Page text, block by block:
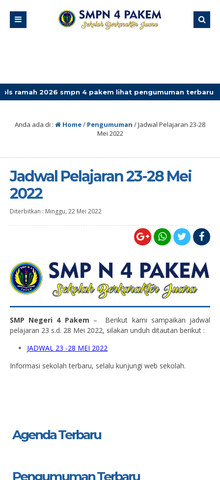
smpn 4 pakem lihat pengumuman terbaru
Anda ada di : Home/ Pengumuman /Jadwal Pelajaran 23-28
Mei 2022
Jadwal Pelajaran 23-28 Mei
2022
Diterbitkan : Minggu, 22 Mei 2022
SMP Negeri 4 Pakem – Berikut kami sampaikan jadwal
pelajaran 23 s.d. 28 Mei 2022, silakan unduh ditautan berikut :
JADWAL 23 -28 MEI 2022
Informasi sekolah terbaru, selalu kunjungi web sekolah.
Agenda Terbaru
Pengumuman Terbaru